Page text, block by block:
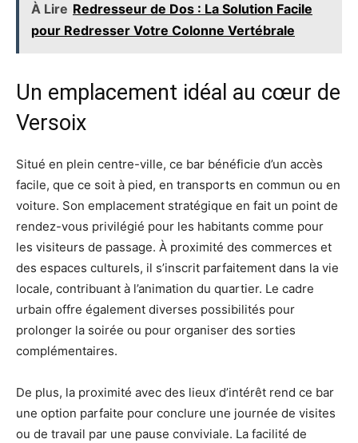
À Lire Redresseur de Dos : La Solution Facile
pour Redresser Votre Colonne Vertébrale
Un emplacement idéal au cœur de
Versoix
Situé en plein centre-ville, ce bar bénéficie d’un accès
facile, que ce soit à pied, en transports en commun ou en
voiture. Son emplacement stratégique en fait un point de
rendez-vous privilégié pour les habitants comme pour
les visiteurs de passage. À proximité des commerces et
des espaces culturels, il s’inscrit parfaitement dans la vie
locale, contribuant à l’animation du quartier. Le cadre
urbain offre également diverses possibilités pour
prolonger la soirée ou pour organiser des sorties
complémentaires.
De plus, la proximité avec des lieux d’intérêt rend ce bar
une option parfaite pour conclure une journée de visites
ou de travail par une pause conviviale. La facilité de